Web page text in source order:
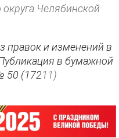
округа Челябинской
правок и изменений в
в бумажной
50 (17211)